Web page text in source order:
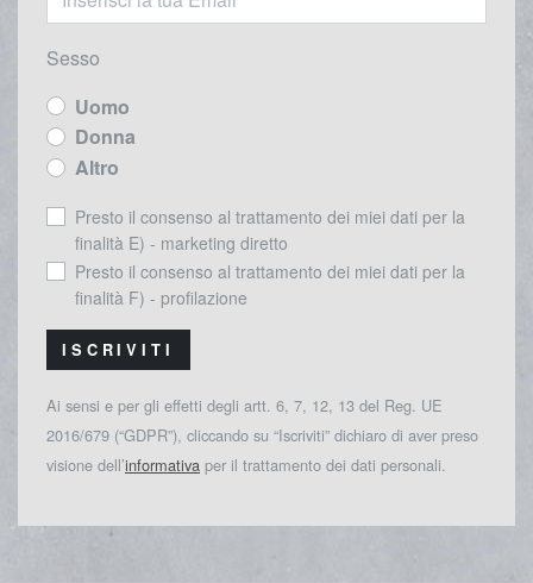
Sesso
Uomo
Donna
Altro
Presto il consenso al trattamento dei miei dati per la
finalità E) - marketing diretto
Presto il consenso al trattamento dei miei dati per la
finalità F) - profilazione
ISCRIVITI
Ai sensi e per gli effetti degli artt. 6, 7, 12, 13 del Reg. UE
2016/679 (“GDPR”), cliccando su “Iscriviti” dichiaro di aver preso
visione dell’informativa per il trattamento dei dati personali.